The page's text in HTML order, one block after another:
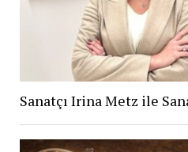
Sanatçı Irina Metz ile